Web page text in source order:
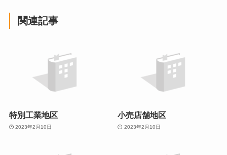
関連記事
特別工業地区
2023年2月10日
小売店舗地区
2023年2月10日